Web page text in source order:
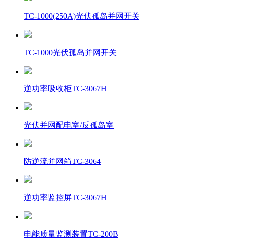
TC-1000(250A)光伏孤岛并网开关
TC-1000光伏孤岛并网开关
逆功率吸收柜TC-3067H
光伏并网配电室/反孤岛室
防逆流并网箱TC-3064
逆功率监控屏TC-3067H
电能质量监测装置TC-200B